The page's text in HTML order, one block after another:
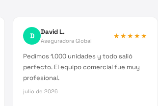
D David L.
Aseguradora Global
★★★★★
Pedimos 1.000 unidades y todo salió
perfecto. El equipo comercial fue muy
profesional.
julio de 2026